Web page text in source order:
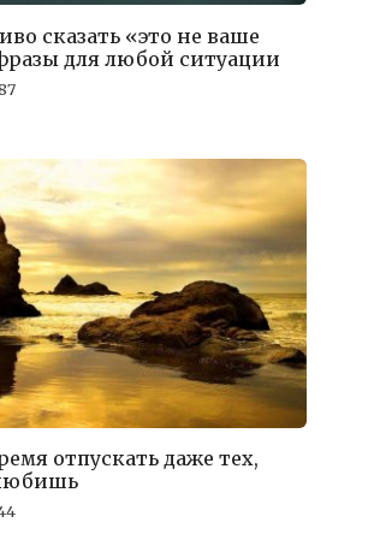
сказать «это не ваше
для любой ситуации
отпускать даже тех,